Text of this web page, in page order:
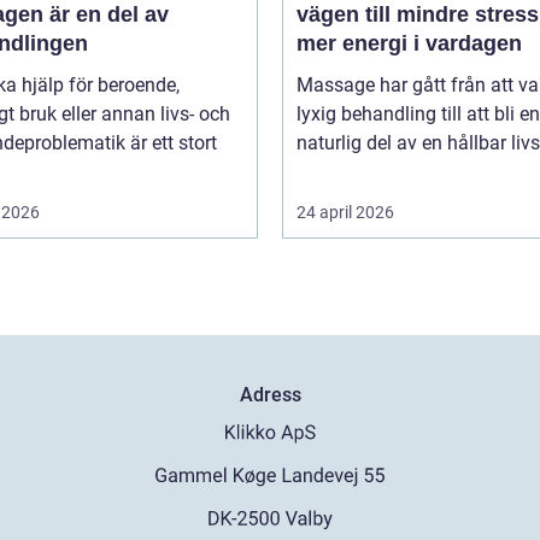
är en del av
hjälp för beroende,
bruk eller annan livs- och
är ett stort
vägen till mindre
mer energi i vardagen
Massage har gått från att
lyxig behandling till att bli en
naturlig del av en hållbar
24 april 2026
Adress